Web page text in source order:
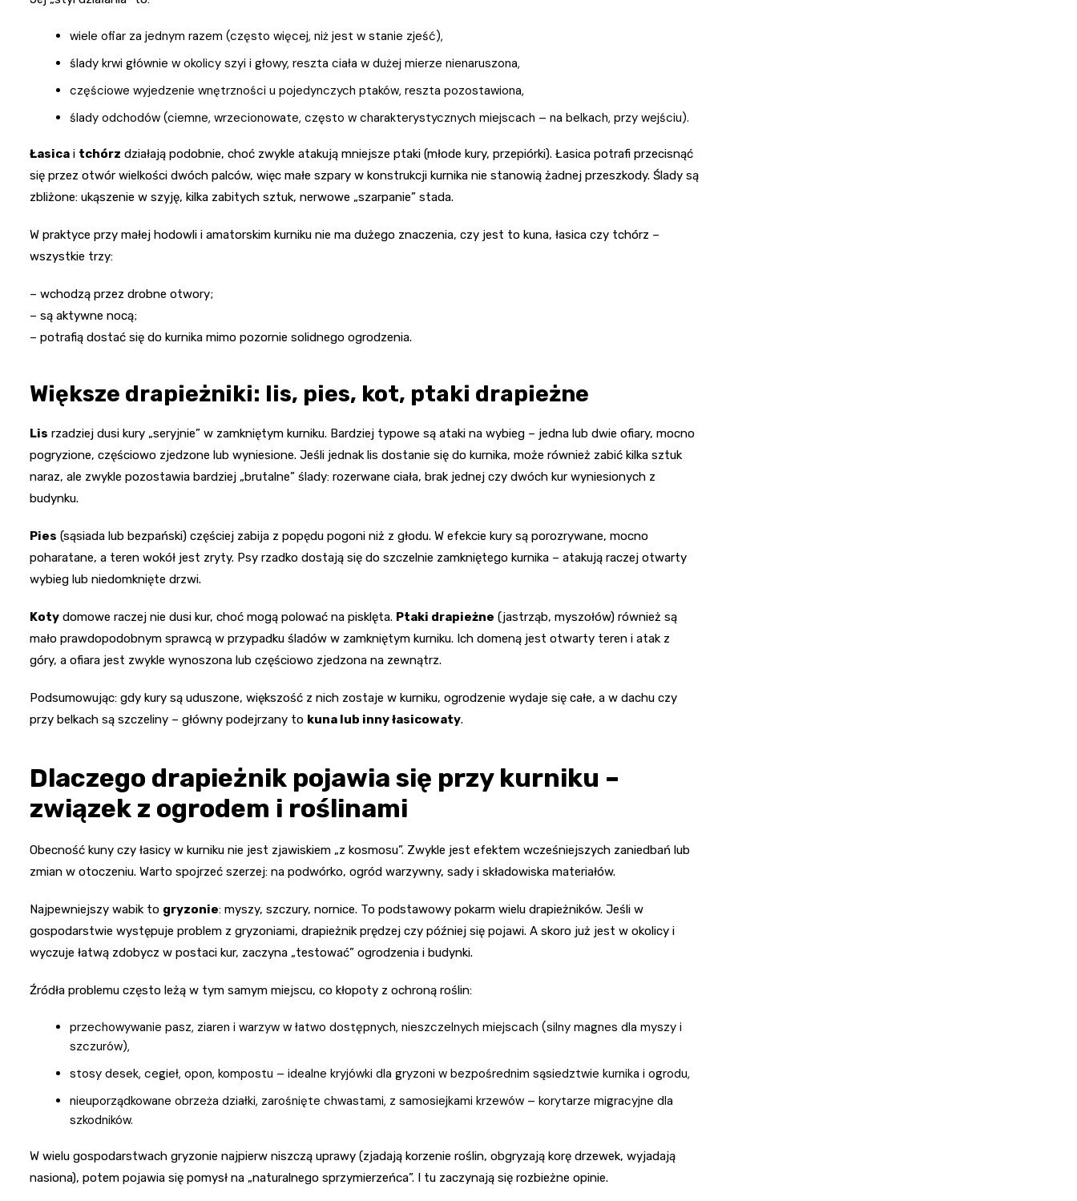
wiele ofiar za jednym razem (często więcej, niż jest w stanie zjeść),
ślady krwi głównie w okolicy szyi i głowy, reszta ciała w dużej mierze nienaruszona,
częściowe wyjedzenie wnętrzności u pojedynczych ptaków, reszta pozostawiona,
ślady odchodów (ciemne, wrzecionowate, często w charakterystycznych miejscach – na belkach, przy wejściu).
Łasica i tchórz działają podobnie, choć zwykle atakują mniejsze ptaki (młode kury, przepiórki). Łasica potrafi przecisnąć
się przez otwór wielkości dwóch palców, więc małe szpary w konstrukcji kurnika nie stanowią żadnej przeszkody. Ślady są
zbliżone: ukąszenie w szyję, kilka zabitych sztuk, nerwowe „szarpanie” stada.
W praktyce przy małej hodowli i amatorskim kurniku nie ma dużego znaczenia, czy jest to kuna, łasica czy tchórz –
wszystkie trzy:
– wchodzą przez drobne otwory;
– są aktywne nocą;
– potrafią dostać się do kurnika mimo pozornie solidnego ogrodzenia.
Większe drapieżniki: lis, pies, kot, ptaki drapieżne
Lis rzadziej dusi kury „seryjnie” w zamkniętym kurniku. Bardziej typowe są ataki na wybieg – jedna lub dwie ofiary, mocno
pogryzione, częściowo zjedzone lub wyniesione. Jeśli jednak lis dostanie się do kurnika, może również zabić kilka sztuk
naraz, ale zwykle pozostawia bardziej „brutalne” ślady: rozerwane ciała, brak jednej czy dwóch kur wyniesionych z
budynku.
Pies (sąsiada lub bezpański) częściej zabija z popędu pogoni niż z głodu. W efekcie kury są porozrywane, mocno
poharatane, a teren wokół jest zryty. Psy rzadko dostają się do szczelnie zamkniętego kurnika – atakują raczej otwarty
wybieg lub niedomknięte drzwi.
Koty domowe raczej nie dusi kur, choć mogą polować na pisklęta. Ptaki drapieżne (jastrząb, myszołów) również są
mało prawdopodobnym sprawcą w przypadku śladów w zamkniętym kurniku. Ich domeną jest otwarty teren i atak z
góry, a ofiara jest zwykle wynoszona lub częściowo zjedzona na zewnątrz.
Podsumowując: gdy kury są uduszone, większość z nich zostaje w kurniku, ogrodzenie wydaje się całe, a w dachu czy
przy belkach są szczeliny – główny podejrzany to kuna lub inny łasicowaty.
Dlaczego drapieżnik pojawia się przy kurniku –
związek z ogrodem i roślinami
Obecność kuny czy łasicy w kurniku nie jest zjawiskiem „z kosmosu”. Zwykle jest efektem wcześniejszych zaniedbań lub
zmian w otoczeniu. Warto spojrzeć szerzej: na podwórko, ogród warzywny, sady i składowiska materiałów.
Najpewniejszy wabik to gryzonie: myszy, szczury, nornice. To podstawowy pokarm wielu drapieżników. Jeśli w
gospodarstwie występuje problem z gryzoniami, drapieżnik prędzej czy później się pojawi. A skoro już jest w okolicy i
wyczuje łatwą zdobycz w postaci kur, zaczyna „testować” ogrodzenia i budynki.
Źródła problemu często leżą w tym samym miejscu, co kłopoty z ochroną roślin:
przechowywanie pasz, ziaren i warzyw w łatwo dostępnych, nieszczelnych miejscach (silny magnes dla myszy i
szczurów),
stosy desek, cegieł, opon, kompostu – idealne kryjówki dla gryzoni w bezpośrednim sąsiedztwie kurnika i ogrodu,
nieuporządkowane obrzeża działki, zarośnięte chwastami, z samosiejkami krzewów – korytarze migracyjne dla
szkodników.
W wielu gospodarstwach gryzonie najpierw niszczą uprawy (zjadają korzenie roślin, obgryzają korę drzewek, wyjadają
nasiona), potem pojawia się pomysł na „naturalnego sprzymierzeńca”. I tu zaczynają się rozbieżne opinie.